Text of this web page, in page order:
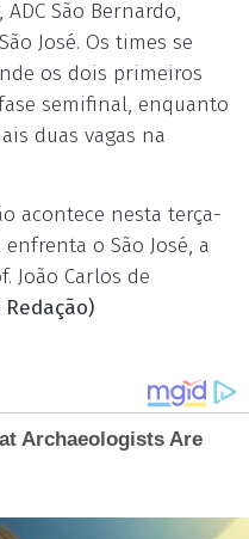
ADC São Bernardo,
José. Os times se
os dois primeiros
semifinal, enquanto
duas vagas na
acontece nesta terça-
o São José, a
João Carlos de
Redação)